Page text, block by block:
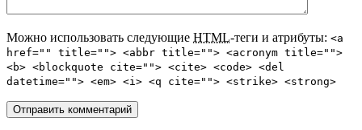
Можно использовать следующие HTML-теги и атрибуты: <a
href="" title=""> <abbr title=""> <acronym title="">
<b> <blockquote cite=""> <cite> <code> <del
datetime=""> <em> <i> <q cite=""> <strike> <strong>